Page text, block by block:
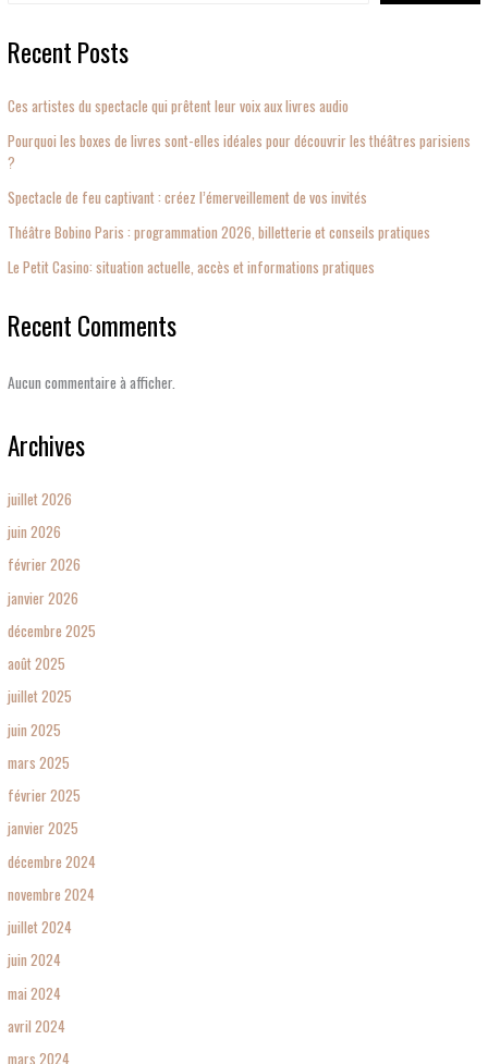
Recent Posts
Ces artistes du spectacle qui prêtent leur voix aux livres audio
Pourquoi les boxes de livres sont-elles idéales pour découvrir les théâtres parisiens
?
Spectacle de feu captivant : créez l’émerveillement de vos invités
Théâtre Bobino Paris : programmation 2026, billetterie et conseils pratiques
Le Petit Casino: situation actuelle, accès et informations pratiques
Recent Comments
Aucun commentaire à afficher.
Archives
juillet 2026
juin 2026
février 2026
janvier 2026
décembre 2025
août 2025
juillet 2025
juin 2025
mars 2025
février 2025
janvier 2025
décembre 2024
novembre 2024
juillet 2024
juin 2024
mai 2024
avril 2024
mars 2024